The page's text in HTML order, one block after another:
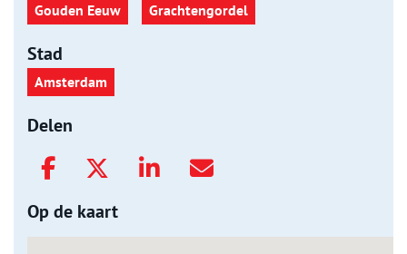
Gouden Eeuw Grachtengordel
Stad
Amsterdam
Delen
Op de kaart